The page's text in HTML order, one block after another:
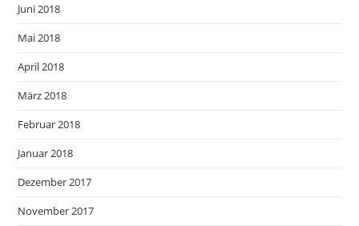
Juni 2018
Mai 2018
April 2018
März 2018
Februar 2018
Januar 2018
Dezember 2017
November 2017